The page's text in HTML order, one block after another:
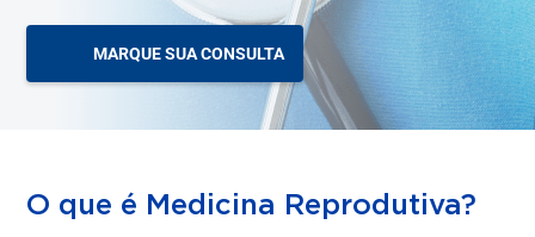
MARQUE SUA CONSULTA
O que é Medicina Reprodutiva?